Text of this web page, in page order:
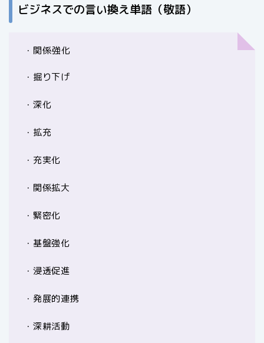
ビジネスでの言い換え単語（敬語）
・関係強化
・掘り下げ
・深化
・拡充
・充実化
・関係拡大
・緊密化
・基盤強化
・浸透促進
・発展的連携
・深耕活動